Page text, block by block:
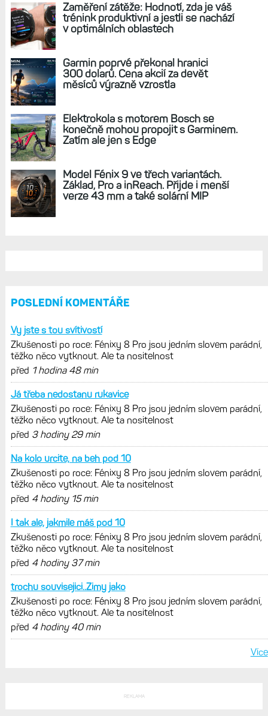
REKLAMA
Zaměření zátěže: Hodnotí, zda je váš
v optimálních oblastech
Garmin poprvé překonal hranici
300 dolarů. Cena akcií za devět
měsíců výrazně vzrostla
Elektrokola s motorem Bosch se
konečně mohou propojit s Garminem.
Zatím ale jen s Edge
Model Fénix 9 ve třech variantách.
Základ, Pro a inReach. Přijde i menší
verze 43 mm a také solární MIP